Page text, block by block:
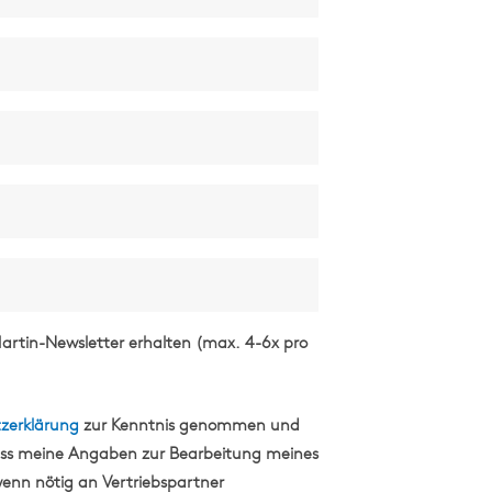
Newsletter erhalten (max. 4-6x pro
zur Kenntnis genommen und
meine Angaben zur Bearbeitung meines
nötig an Vertriebspartner